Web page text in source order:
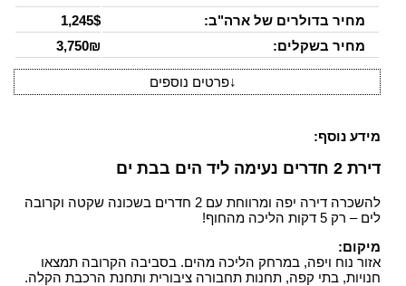
מחיר בדולרים של ארה"ב:
1,245$
מחיר בשקלים:
3,750₪
↓פרטים נוספים
מידע נוסף:
דירת 2 חדרים נעימה ליד הים בבת ים
להשכרה דירה יפה ומרווחת עם 2 חדרים בשכונה שקטה וקרובה
לים – רק 5 דקות הליכה מהחוף!
מיקום:
אזור נוח ויפה, במרחק הליכה מהים. בסביבה הקרובה תמצאו
חנויות, בתי קפה, תחנות תחבורה ציבורית ותחנת הרכבת הקלה.